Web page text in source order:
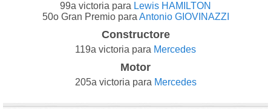
99a victoria para Lewis HAMILTON
50o Gran Premio paraAntonio GIOVINAZZI
Constructore
119a victoria para Mercedes
Motor
205a victoria para Mercedes